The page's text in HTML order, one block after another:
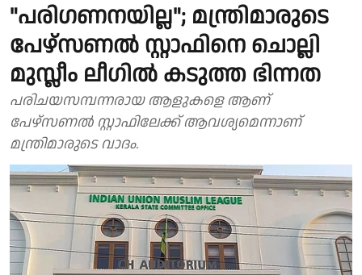
"പരിഗണനയില്ല"; മന്ത്രിമാരുടെ
പേഴ്‌സണൽ സ്റ്റാഫിനെ ചൊല്ലി
മുസ്ലീം ലീഗിൽ കടുത്ത ഭിന്നത
പരിചയസമ്പന്നരായ ആളുകളെ ആണ്
പേഴ്‌സണൽ സ്റ്റാഫിലേക്ക് ആവശ്യമെന്നാണ്
മന്ത്രിമാരുടെ വാദം.